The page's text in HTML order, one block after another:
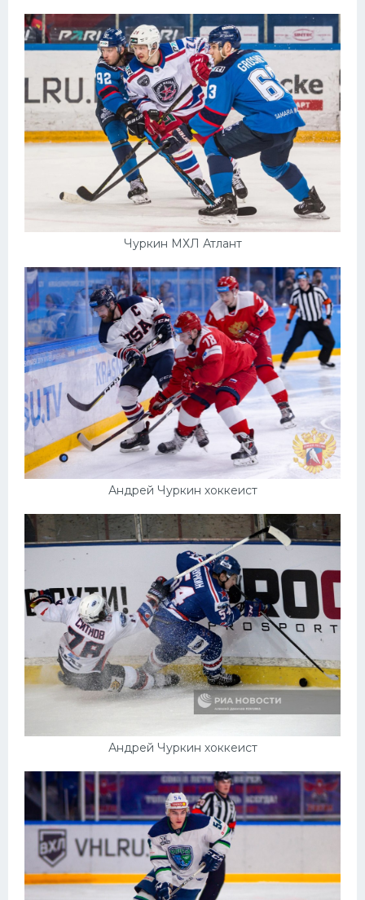
Чуркин МХЛ Атлант
Андрей Чуркин хоккеист
Андрей Чуркин хоккеист